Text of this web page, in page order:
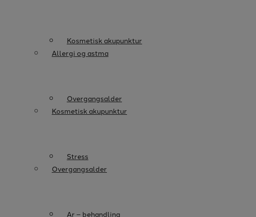
Kosmetisk akupunktur
Overgangsalder
Stress
Ar – behandling
Allergi og astma
Kosmetisk akupunktur
Overgangsalder